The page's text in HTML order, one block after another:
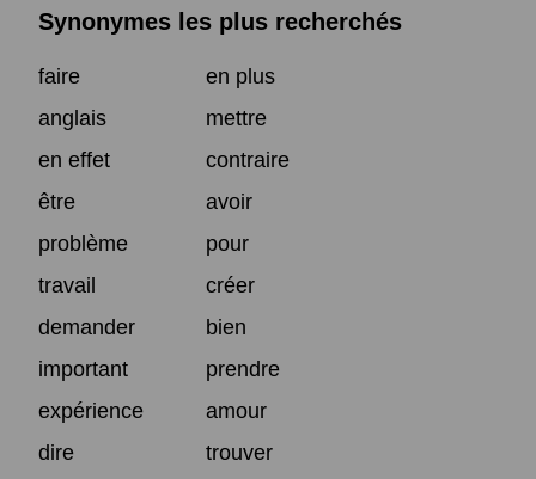
Synonymes les plus recherchés
faire
en plus
anglais
mettre
en effet
contraire
être
avoir
problème
pour
travail
créer
demander
bien
important
prendre
expérience
amour
dire
trouver